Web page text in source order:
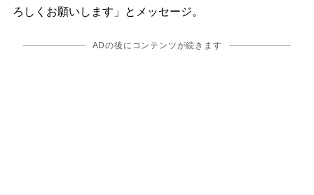
ろしくお願いします」とメッセージ。
ADの後にコンテンツが続きます